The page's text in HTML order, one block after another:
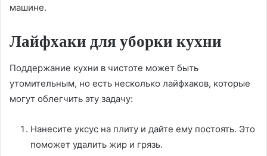
машине.
Лайфхаки для уборки кухни
Поддержание кухни в чистоте может быть
утомительным, но есть несколько лайфхаков, которые
могут облегчить эту задачу:
Нанесите уксус на плиту и дайте ему постоять. Это
поможет удалить жир и грязь.